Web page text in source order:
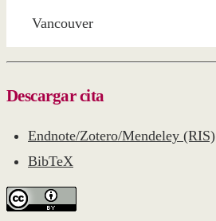
Vancouver
Descargar cita
Endnote/Zotero/Mendeley (RIS)
BibTeX